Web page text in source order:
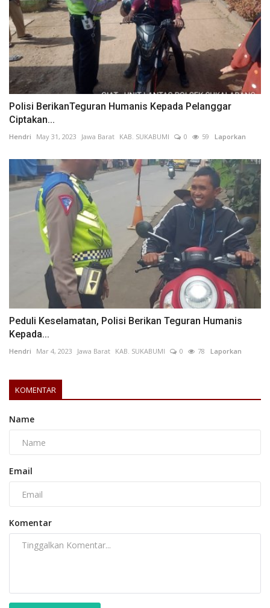
Polisi BerikanTeguran Humanis Kepada Pelanggar
Ciptakan...
Hendri May 31, 2023 Jawa Barat KAB. SUKABUMI 0 59 Laporkan
Peduli Keselamatan, Polisi Berikan Teguran Humanis
Kepada...
Hendri Mar 4, 2023 Jawa Barat KAB. SUKABUMI 0 78 Laporkan
KOMENTAR
Name
Email
Komentar